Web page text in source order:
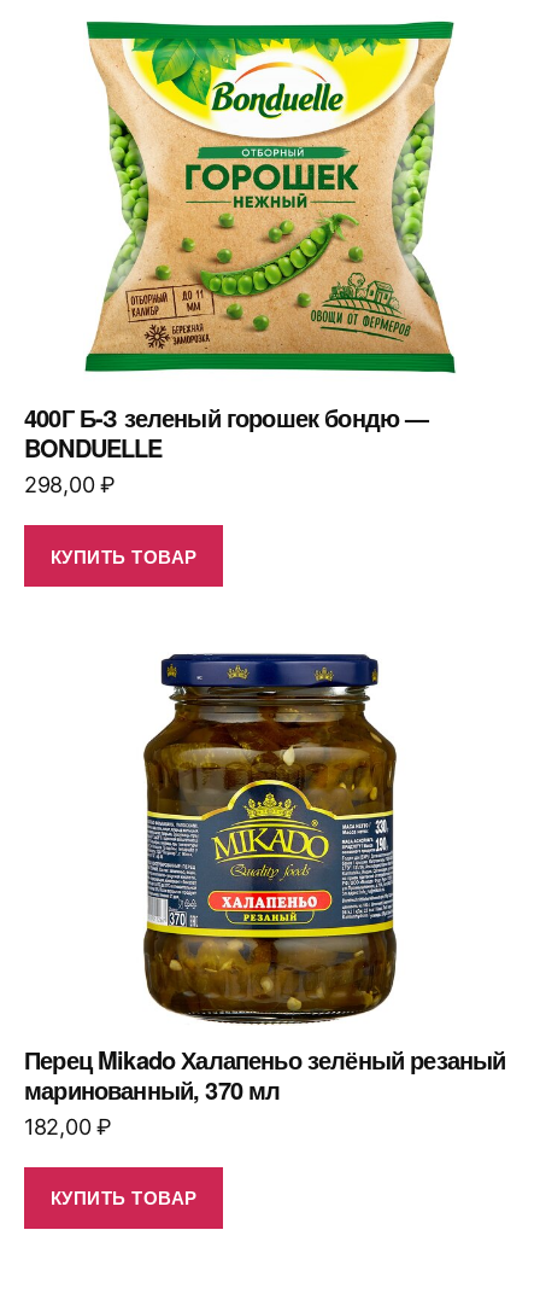
400Г Б-З зеленый горошек бондю —
BONDUELLE
298,00₽
КУПИТЬ ТОВАР
Перец Mikado Халапеньо зелёный резаный
маринованный, 370 мл
182,00₽
КУПИТЬ ТОВАР